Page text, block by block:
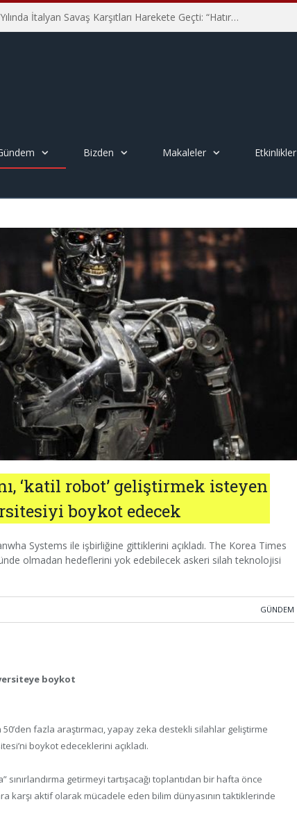
Hiroşima’nın 81. Yılında İtalyan Savaş Karşıtları Harekete Geçti: “Hatırlamak yeterli değil”
Bizden Makaleler Etkinlikler
‘katil robot’ geliştirmek isteyen
boykot edecek
Systems ile işbirliğine gittiklerini açıkladı. The Korea Times
olmadan hedeflerini yok edebilecek askeri silah teknolojisi
GÜNDEM
boykot
fazla araştırmacı, yapay zeka destekli silahlar geliştirme
boykot edeceklerini açıkladı.
sınırlandırma getirmeyi tartışacağı toplantıdan bir hafta önce
karşı aktif olarak mücadele eden bilim dünyasının taktiklerinde